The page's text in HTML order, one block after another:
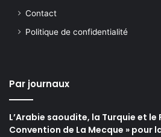
Contact
Politique de confidentialité
Par journaux
L’Arabie saoudite, la Turquie et
Convention de La Mecque » pour